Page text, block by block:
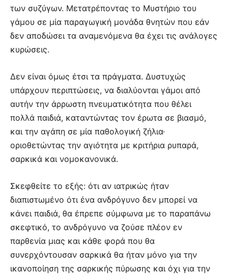
των συζύγων. Μετατρέποντας το Μυστήριο του
γάμου σε μία παραγωγική μονάδα θνητών που εάν
δεν αποδώσει τα αναμενόμενα θα έχει τις ανάλογες
κυρώσεις.
Δεν είναι όμως έτσι τα πράγματα. Δυστυχώς
υπάρχουν περιπτώσεις, να διαλύονται γάμοι από
αυτήν την άρρωστη πνευματικότητα που θέλει
πολλά παιδιά, καταντώντας τον έρωτα σε βιασμό,
και την αγάπη σε μία παθολογική ζήλια·
οριοθετώντας την αγιότητα με κριτήρια ρυπαρά,
σαρκικά και νομοκανονικά.
Σκεφθείτε το εξής: ότι αν ιατρικώς ήταν
διαπιστωμένο ότι ένα ανδρόγυνο δεν μπορεί να
κάνει παιδιά, θα έπρεπε σύμφωνα με το παραπάνω
σκεφτικό, το ανδρόγυνο να ζούσε πλέον εν
παρθενία μιας και κάθε φορά που θα
συνερχόντουσαν σαρκικά θα ήταν μόνο για την
ικανοποίηση της σαρκικής πύρωσης και όχι για την